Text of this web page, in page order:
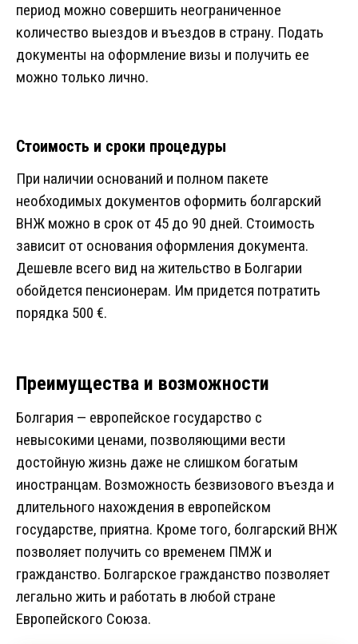
период можно совершить неограниченное
количество выездов и въездов в страну. Подать
документы на оформление визы и получить ее
можно только лично.
Стоимость и сроки процедуры
При наличии оснований и полном пакете
необходимых документов оформить болгарский
ВНЖ можно в срок от 45 до 90 дней. Стоимость
зависит от основания оформления документа.
Дешевле всего вид на жительство в Болгарии
обойдется пенсионерам. Им придется потратить
порядка 500 €.
Преимущества и возможности
Болгария — европейское государство с
невысокими ценами, позволяющими вести
достойную жизнь даже не слишком богатым
иностранцам. Возможность безвизового въезда и
длительного нахождения в европейском
государстве, приятна. Кроме того, болгарский ВНЖ
позволяет получить со временем ПМЖ и
гражданство. Болгарское гражданство позволяет
легально жить и работать в любой стране
Европейского Союза.